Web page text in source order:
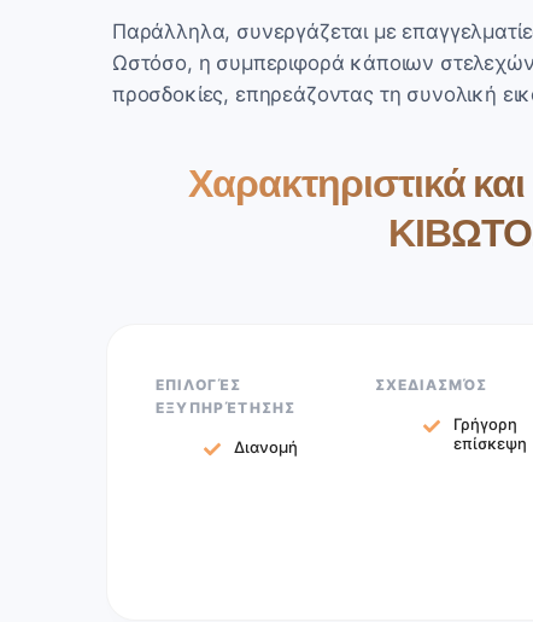
Παράλληλα, συνεργάζεται με
Ωστόσο, η συμπεριφορά κάποιων
προσδοκίες, επηρεάζοντας τη συνολική
Χαρακτηριστικά
ΕΠΙΛΟΓΈΣ
ΕΞΥΠΗΡΈΤΗΣΗΣ
Διανομή
ΣΧΕΔΙΑΣΜΌΣ
Γρήγορη
επίσκεψη